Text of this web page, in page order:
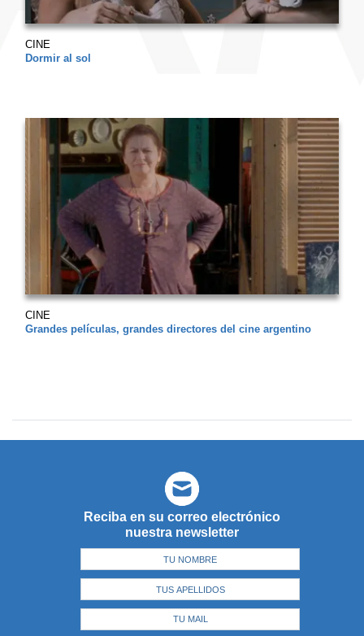
CINE
Dormir al sol
CINE
Grandes películas, grandes directores del cine argentino
Reciba en su correo electrónico
nuestra newsletter